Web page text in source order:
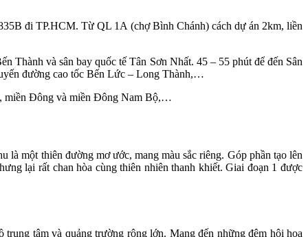
đi TP.HCM. Từ QL 1A (chợ Bình Chánh) cách dự án 2km, liền
Thành và sân bay quốc tế Tân Sơn Nhất. 45 – 55 phút để đến Sân
đường cao tốc Bến Lức – Long Thành,…
miền Đông và miền Đông Nam Bộ,…
một thiên đường mơ ước, mang màu sắc riêng. Góp phần tạo lên
lại rất chan hòa cùng thiên nhiên thanh khiết. Giai đoạn 1 được
tâm và quảng trường rộng lớn. Mang đến những đêm hội hoa